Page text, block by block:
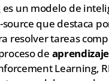
es un modelo de
que destaca
resolver tareas
de
Learning,